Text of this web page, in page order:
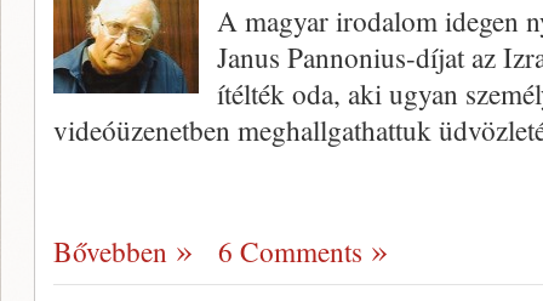
A magyar irodalom idegen
Janus Pannonius-díjat az
ítélték oda, aki ugyan
videóüzenetben meghallgathattuk
Bővebben 6 Comments